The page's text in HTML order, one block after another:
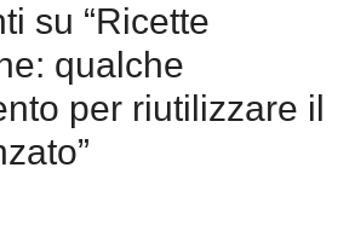
su “Ricette
qualche
per riutilizzare il